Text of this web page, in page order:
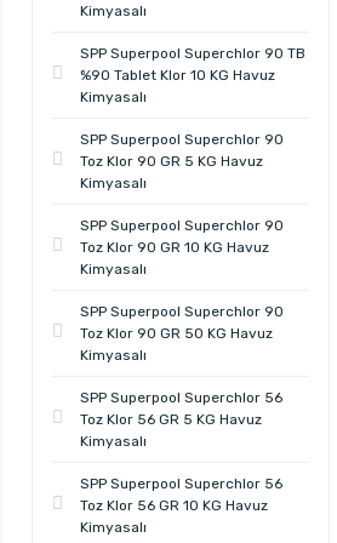
Kimyasalı
SPP Superpool Superchlor 90 TB
%90 Tablet Klor 10 KG Havuz
Kimyasalı
SPP Superpool Superchlor 90
Toz Klor 90 GR 5 KG Havuz
Kimyasalı
SPP Superpool Superchlor 90
Toz Klor 90 GR 10 KG Havuz
Kimyasalı
SPP Superpool Superchlor 90
Toz Klor 90 GR 50 KG Havuz
Kimyasalı
SPP Superpool Superchlor 56
Toz Klor 56 GR 5 KG Havuz
Kimyasalı
SPP Superpool Superchlor 56
Toz Klor 56 GR 10 KG Havuz
Kimyasalı